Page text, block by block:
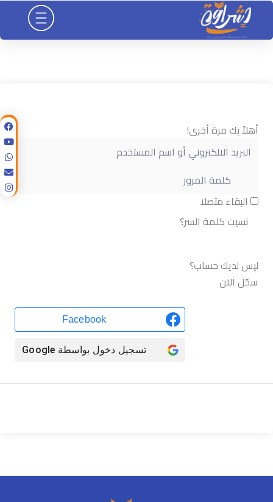
تخطي
المحتوى
أهلاً بك مرة أخرى!
البقاء متصلا
نسيت كلمة السر؟
ليس لديك حساب؟
سجّل الآن
Facebook
تسجيل دخول بواسطة Google